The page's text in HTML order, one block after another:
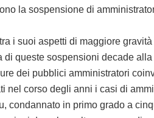
la sospensione di
aspetti di maggiore gravità
di queste sospensioni decade
dei pubblici amministratori
corso degli anni i casi di
condannato in primo grado a